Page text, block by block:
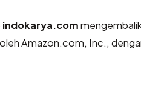
indokarya.com
Amazon.com, Inc.,